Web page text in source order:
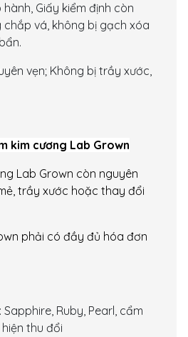
Giấy kiểm định còn
chắp vá, không bị gạch xóa
vẹn; Không bị trầy xước,
kim cương Lab Grown
Lab Grown còn nguyên
trầy xước hoặc thay đổi
phải có đầy đủ hóa đơn
Sapphire, Ruby, Pearl, cẩm
thu đổi